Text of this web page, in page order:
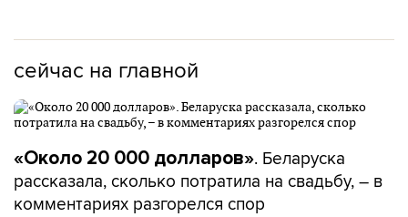
сейчас на главной
«Около 20 000 долларов». Беларуска
рассказала, сколько потратила на свадьбу, – в
комментариях разгорелся спор